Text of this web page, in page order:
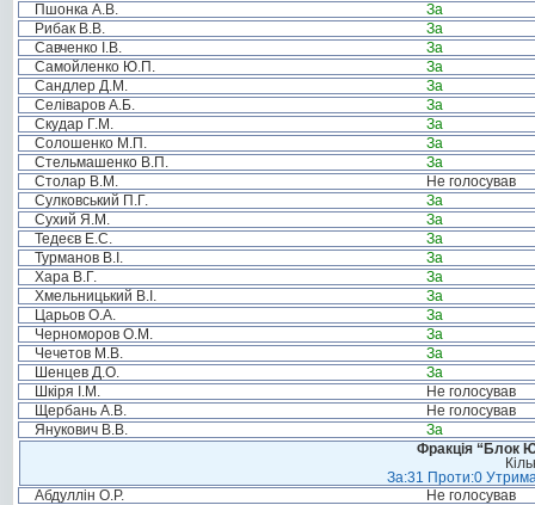
Пшонка А.В.
За
Рибак В.В.
За
Савченко І.В.
За
Самойленко Ю.П.
За
Сандлер Д.М.
За
Селіваров А.Б.
За
Скудар Г.М.
За
Солошенко М.П.
За
Стельмашенко В.П.
За
Столар В.М.
Не голосував
Сулковський П.Г.
За
Сухий Я.М.
За
Тедеєв Е.С.
За
Турманов В.І.
За
Хара В.Г.
За
Хмельницький В.І.
За
Царьов О.А.
За
Черноморов О.М.
За
Чечетов М.В.
За
Шенцев Д.О.
За
Шкіря І.М.
Не голосував
Щербань А.В.
Не голосував
Янукович В.В.
За
Фракція “Блок
За:31 Проти:0
Абдуллін О.Р.
Не голосував